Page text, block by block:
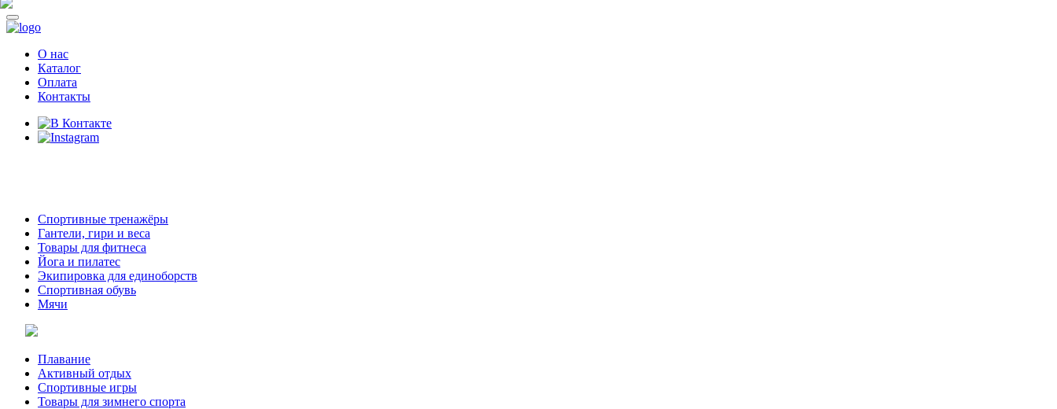
О нас
Каталог
Оплата
Контакты
Спортивные тренажёры
Гантели, гири и веса
Товары для фитнеса
Йога и пилатес
Экипировка для единоборств
Спортивная обувь
Мячи
Плавание
Активный отдых
Спортивные игры
Товары для зимнего спорта